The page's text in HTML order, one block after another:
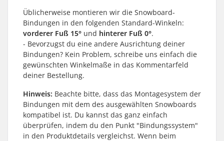
Üblicherweise montieren wir die Snowboard-
Bindungen in den folgenden Standard-Winkeln:
vorderer Fuß 15° und hinterer Fuß 0°.
- Bevorzugst du eine andere Ausrichtung deiner
Bindungen? Kein Problem, schreibe uns einfach die
gewünschten Winkelmaße in das Kommentarfeld
deiner Bestellung.
Hinweis: Beachte bitte, dass das Montagesystem der
Bindungen mit dem des ausgewählten Snowboards
kompatibel ist. Du kannst das ganz einfach
überprüfen, indem du den Punkt "Bindungssystem"
in den Produktdetails vergleichst. Wenn beim